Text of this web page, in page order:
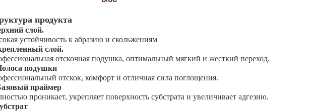
продукта
слой.
устойчивость к абразию и скольжениям
слой.
отскочная подушка, оптимальный мягкий и жесткий переход.
подушки
отскок, комфорт и отличная сила поглощения.
праймер
проникает, укрепляет поверхность субстрата и увеличивает адгезию.